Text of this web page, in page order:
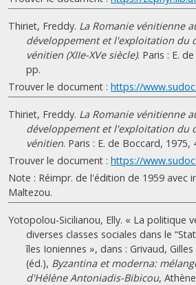
Thiriet, Freddy. La Romanie vénitienne
développement et l'exploitation du
vénitien (XIIe-XVe siècle). Paris : E.
pp.
Trouver le document : https://
Thiriet, Freddy. La Romanie vénitienne
développement et l'exploitation du
vénitien. Paris : E. de Boccard, 1975,
Trouver le document : https://
Note : Réimpr. de l'édition de 1959 avec
Maltezou.
Yotopolou-Sicilianou, Elly. « La politique
diverses classes sociales dans le
îles Ioniennes », dans : Grivaud,
(éd.), Byzantina et moderna:
d'Hélène Antoniadis-Bibicou,